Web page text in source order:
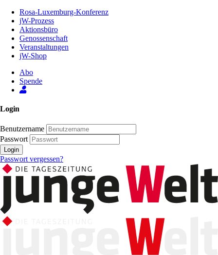
Inhalt
Seite
Rosa-Luxemburg-Konferenz
jW-Prozess
Aktionsbüro
Genossenschaft
Veranstaltungen
jW-Shop
Abo
Spende
Login
Benutzername
Passwort
Login
Passwort vergessen?